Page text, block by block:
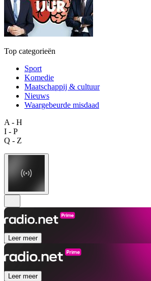
Top categorieën
Sport
Komedie
Maatschappij & cultuur
Nieuws
Waargebeurde misdaad
A - H
I - P
Q - Z
Leer meer
Leer meer